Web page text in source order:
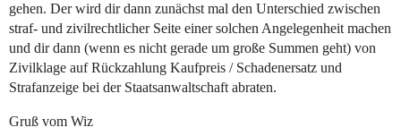
gehen. Der wird dir dann zunächst mal den Unterschied zwischen
straf- und zivilrechtlicher Seite einer solchen Angelegenheit machen
und dir dann (wenn es nicht gerade um große Summen geht) von
Zivilklage auf Rückzahlung Kaufpreis / Schadenersatz und
Strafanzeige bei der Staatsanwaltschaft abraten.
Gruß vom Wiz